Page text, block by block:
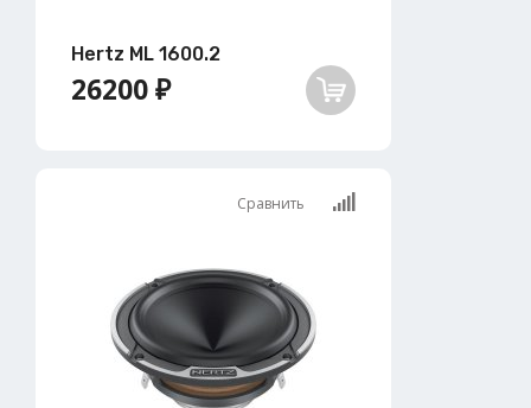
Hertz ML 1600.2
26200 ₽
Сравнить